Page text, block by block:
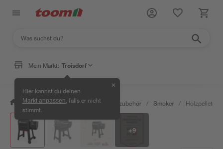
Mein Markt: Troisdorf
Hier kannst du deinen
Markt anpassen , falls er nicht
stimmt.
✕
/ Garten & Freizeit / Grills & Grillzubehör / Smoker /
+9